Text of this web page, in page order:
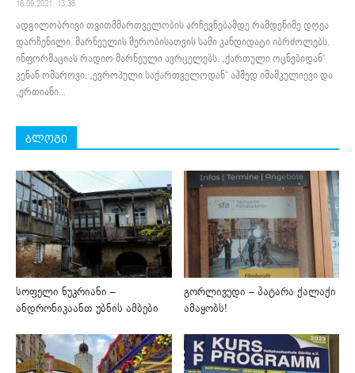
16.09.2021. 13:38
ადგილობრივი თვითმმართველობის არჩევნებამდე რამდენიმე დღეა
დარჩენილი. მარნეულის მერობისათვის სამი კანდიდატი იბრძოლებს.
ინფორმაციას რადიო მარნეული ავრცელებს. „ქართული ოცნებიდან“
კენან ომაროვი, „ევროპული საქართველოდან“ აჰმედ იმამკულიევი და
„ერთიანი...
ბლოგი
სოფელი ნუკრიანი –
ანდრონიკაანთ უბნის ამბები
გორლივუდი – პატარა ქალაქი
ამაყობს!